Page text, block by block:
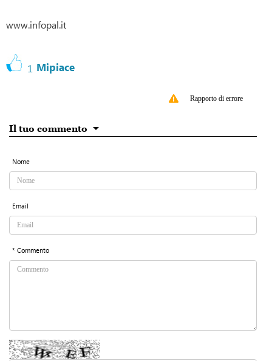
www.infopal.it
1 Mipiace
Rapporto di errore
Il tuo commento
Nome
Email
* Commento